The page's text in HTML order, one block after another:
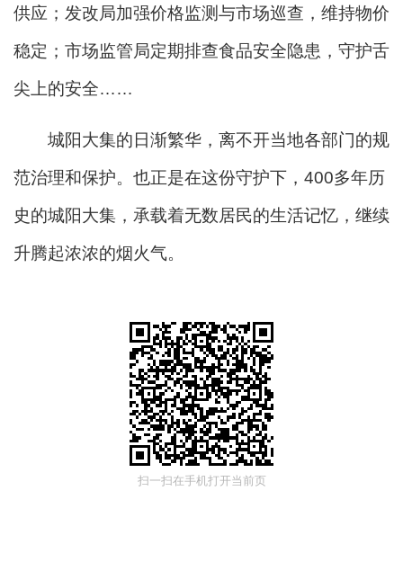
供应；发改局加强价格监测与市场巡查，维持物价
稳定；市场监管局定期排查食品安全隐患，守护舌
尖上的安全……
城阳大集的日渐繁华，离不开当地各部门的规
范治理和保护。也正是在这份守护下，400多年历
史的城阳大集，承载着无数居民的生活记忆，继续
升腾起浓浓的烟火气。
扫一扫在手机打开当前页